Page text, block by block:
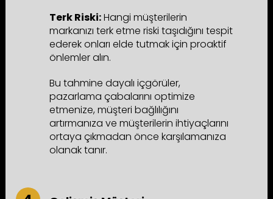
Terk Riski:Hangi müşterilerin
markanızı terk etme riski taşıdığını tespit
ederek onları elde tutmak için proaktif
önlemler alın.
Bu tahmine dayalı içgörüler,
pazarlama çabalarını optimize
etmenize, müşteri bağlılığını
artırmanıza ve müşterilerin ihtiyaçlarını
ortaya çıkmadan önce karşılamanıza
olanak tanır.